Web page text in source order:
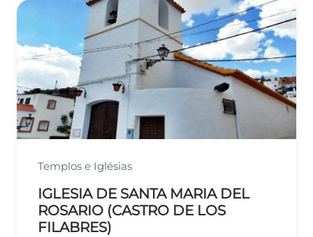
Templos e Iglésias
IGLESIA DE SANTA MARIA DEL
ROSARIO (CASTRO DE LOS
FILABRES)